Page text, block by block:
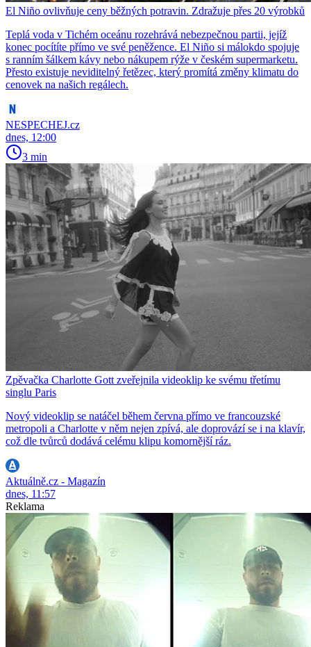
El Niño ovlivňuje ceny běžných potravin. Zdražuje přes 20 výrobků
Teplá voda v Tichém oceánu rozehrává nebezpečnou partii, jejíž
konec pocítíte přímo ve své peněžence. El Niño si málokdo spojuje
s ranním šálkem kávy nebo nákupem rýže v českém supermarketu.
Přesto existuje neviditelný řetězec, který promítá změny klimatu do
cenovek na našich regálech.
NESPECHEJ.cz
dnes, 12:00
3 min
Zpěvačka Charlotte Gott zveřejnila videoklip ke svému třetímu
singlu Paris
Nový videoklip se natáčel během června přímo ve francouzské
metropoli a Charlotte v něm nejen zpívá, ale doprovází se i na klavír,
což dle tvůrců dodává celému klipu komornější ráz.
Aktuálně.cz - Magazín
dnes, 11:57
Reklama